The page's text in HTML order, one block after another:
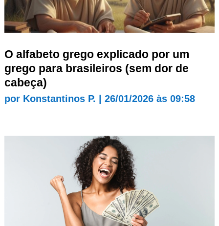
O alfabeto grego explicado por um
grego para brasileiros (sem dor de
cabeça)
por Konstantinos P. 26/01/2026 às 09:58